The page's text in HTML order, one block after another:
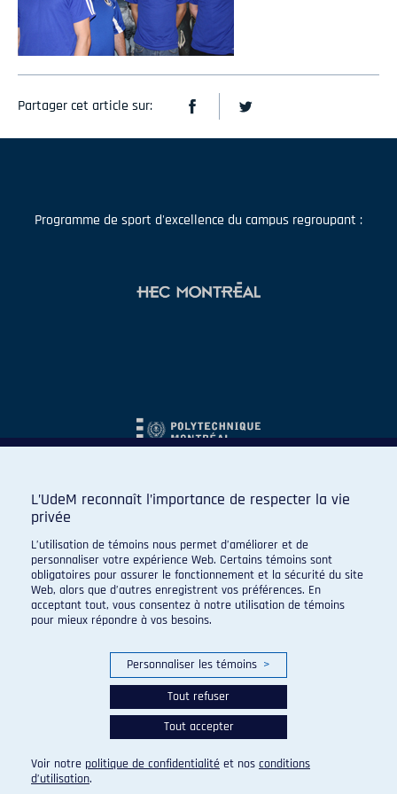
Partager cet article sur:
Programme de sport d'excellence du campus regroupant :
© 2026 Carabins de l'Université de Montréal. Tous droits
réservés.
Paramètres des témoins
L’UdeM reconnaît l’importance de respecter la vie
privée
L’utilisation de témoins nous permet d’améliorer et de
personnaliser votre expérience Web. Certains témoins sont
obligatoires pour assurer le fonctionnement et la sécurité du site
Web, alors que d’autres enregistrent vos préférences. En
acceptant tout, vous consentez à notre utilisation de témoins
pour mieux répondre à vos besoins.
Personnaliser les témoins >
Tout refuser
Tout accepter
Voir notre politique de confidentialité et nos conditions
d’utilisation.